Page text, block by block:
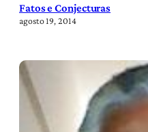
Fatos e Conjecturas
agosto 19, 2014